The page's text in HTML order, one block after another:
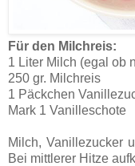
Für den Milchreis:
1 Liter Milch (egal ob
250 gr. Milchreis
1 Päckchen
Mark 1 Vanilleschote
Milch, Vanillezucker
Bei mittlerer Hitze